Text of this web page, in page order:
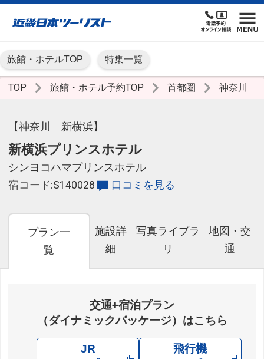
旅館・ホテルTOP 特集一覧
TOP 旅館・ホテル予約TOP 首都圏 神奈川
【神奈川 新横浜】
新横浜プリンスホテル
シンヨコハマプリンスホテル
宿コード:S140028
口コミを見る
プラン一
覧
施設詳
細
写真ライブラ
リ
地図・交
通
交通+宿泊プラン
（ダイナミックパッケージ）はこちら
JR
飛行機